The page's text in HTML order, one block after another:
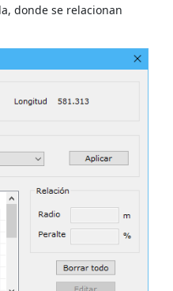
donde se relacionan